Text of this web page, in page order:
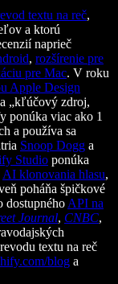
textu na reč,
a ktorú
naprieč
, rozšírenie pre
pre Mac. V roku
Apple Design
„kľúčový zdroj,
ponúka viac ako 1
a používa sa
Snoop Dogg a
Studio ponúka
AI klonovania hlasu,
poháňa špičkové
dostupného API na
Journal, CNBC,
textu na reč
blog a